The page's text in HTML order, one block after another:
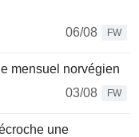
06/08
FW
mensuel norvégien
03/08
FW
une